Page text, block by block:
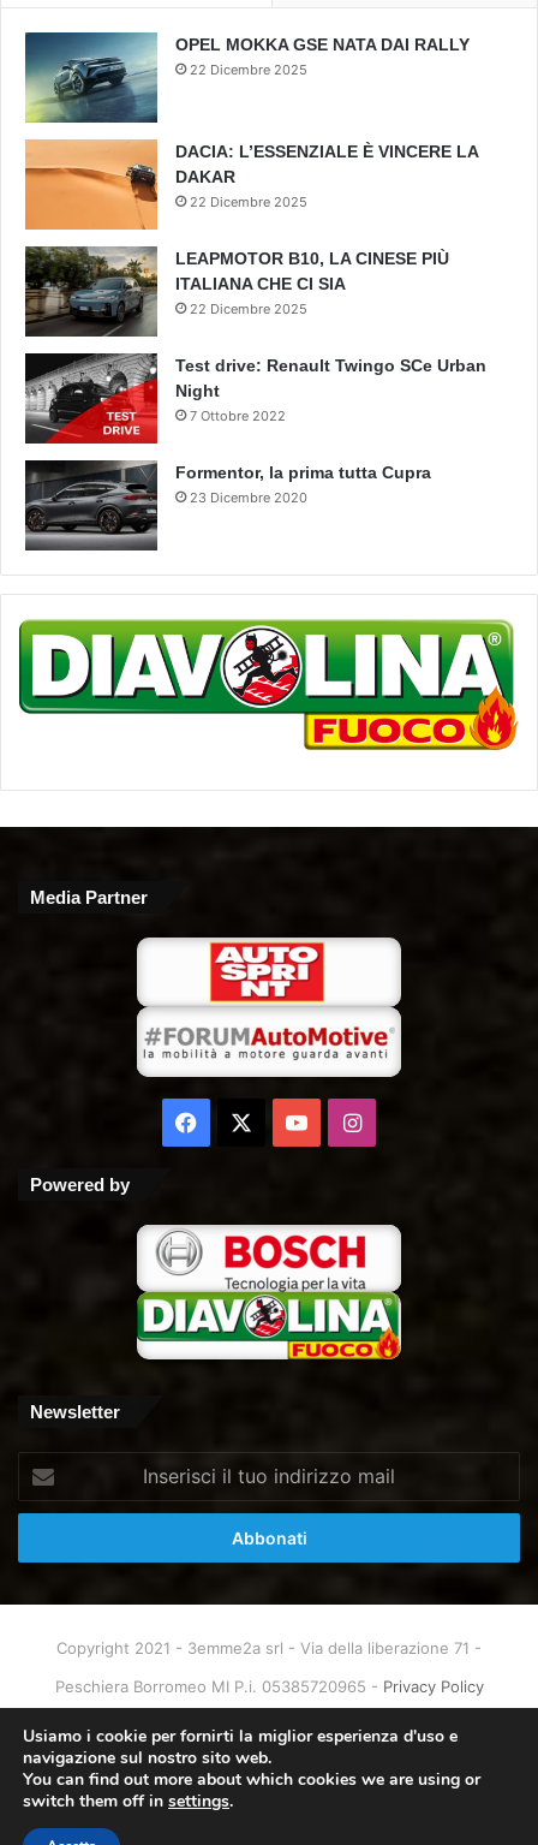
OPEL MOKKA GSE NATA DAI RALLY
22 Dicembre 2025
DACIA: L’ESSENZIALE È VINCERE LA
DAKAR
22 Dicembre 2025
LEAPMOTOR B10, LA CINESE PIÙ
ITALIANA CHE CI SIA
22 Dicembre 2025
Test drive: Renault Twingo SCe Urban
Night
7 Ottobre 2022
Formentor, la prima tutta Cupra
23 Dicembre 2020
Media Partner
Facebook
You Instagram
Powered by
Newsletter
tuo
mail
Copyright 2021 - 3emme2a srl - Via della liberazione 71 -
Peschiera Borromeo MI P.i. 05385720965 - Privacy Policy
Facebook
X You Instagram
Usiamo i cookie per fornirti la miglior esperienza d'uso e
navigazione sul nostro sito web.
You can find out more about which cookies we are using or
switch them off in settings.